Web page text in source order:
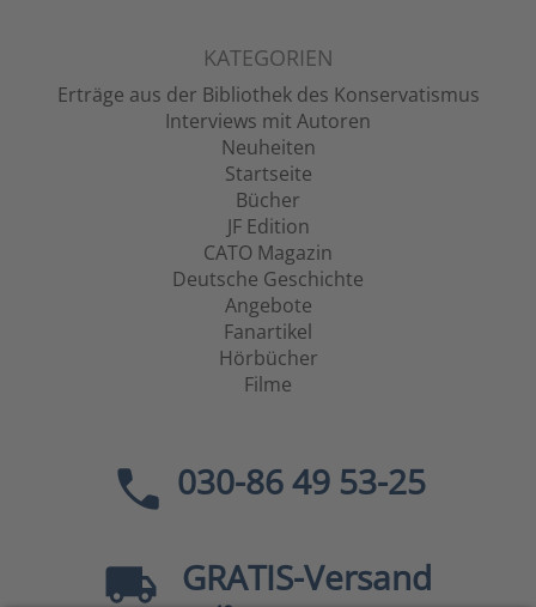
KATEGORIEN
Erträge aus der Bibliothek des Konservatismus
Interviews mit Autoren
Neuheiten
Startseite
Bücher
JF Edition
CATO Magazin
Deutsche Geschichte
Angebote
Fanartikel
Hörbücher
Filme
030-86 49 53-25
GRATIS-Versand